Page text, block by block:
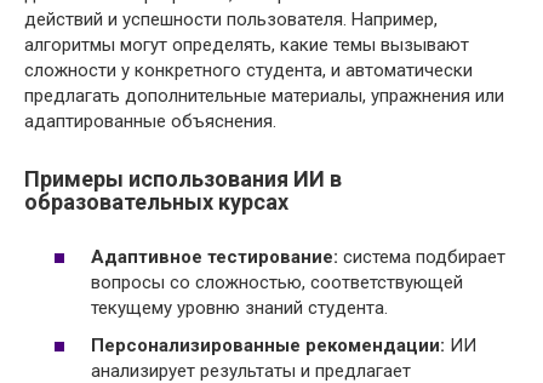
действий и успешности пользователя. Например,
алгоритмы могут определять, какие темы вызывают
сложности у конкретного студента, и автоматически
предлагать дополнительные материалы, упражнения или
адаптированные объяснения.
Примеры использования ИИ в
образовательных курсах
Адаптивное тестирование: система подбирает
вопросы со сложностью, соответствующей
текущему уровню знаний студента.
Персонализированные рекомендации: ИИ
анализирует результаты и предлагает